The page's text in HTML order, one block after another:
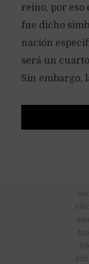
reino, por eso
fue dicho
nación
será un
Sin embargo,